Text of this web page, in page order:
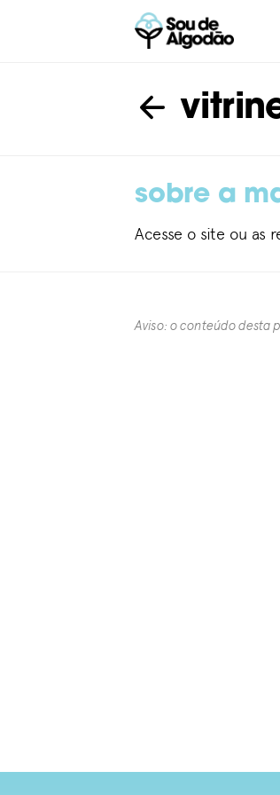
sobre a
Acesse o site ou as
Aviso: o conteúdo desta